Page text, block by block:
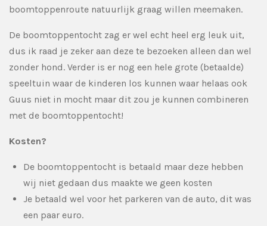
boomtoppenroute natuurlijk graag willen meemaken.
De boomtoppentocht zag er wel echt heel erg leuk uit,
dus ik raad je zeker aan deze te bezoeken alleen dan wel
zonder hond. Verder is er nog een hele grote (betaalde)
speeltuin waar de kinderen los kunnen waar helaas ook
Guus niet in mocht maar dit zou je kunnen combineren
met de boomtoppentocht!
Kosten?
De boomtoppentocht is betaald maar deze hebben
wij niet gedaan dus maakte we geen kosten
Je betaald wel voor het parkeren van de auto, dit was
een paar euro.